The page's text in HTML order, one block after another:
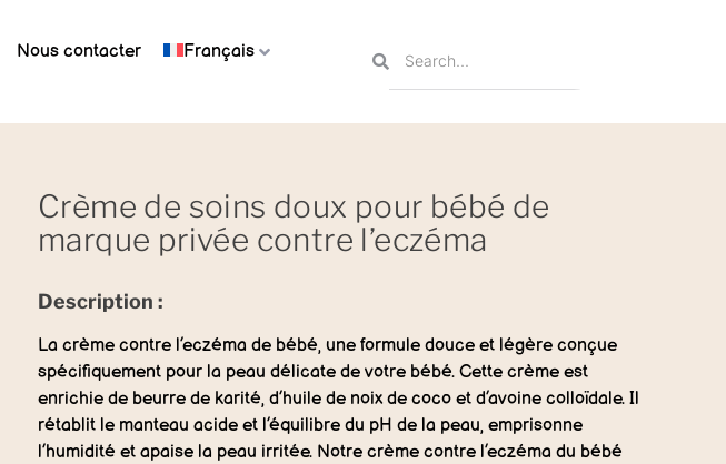
Nous contacter Français
Crème de soins doux pour bébé de
marque privée contre l’eczéma
Description :
La crème contre l’eczéma de bébé, une formule douce et légère conçue
spécifiquement pour la peau délicate de votre bébé. Cette crème est
enrichie de beurre de karité, d’huile de noix de coco et d’avoine colloïdale. Il
rétablit le manteau acide et l’équilibre du pH de la peau, emprisonne
l’humidité et apaise la peau irritée. Notre crème contre l’eczéma du bébé